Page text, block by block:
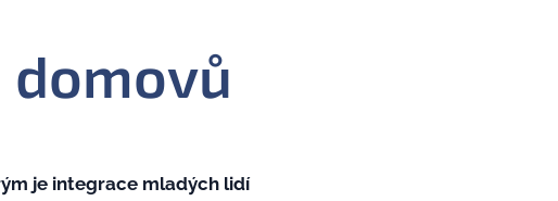
je integrace mladých lidí